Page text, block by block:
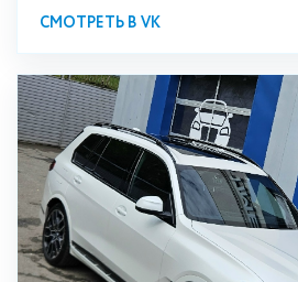
СМОТРЕТЬ В VK